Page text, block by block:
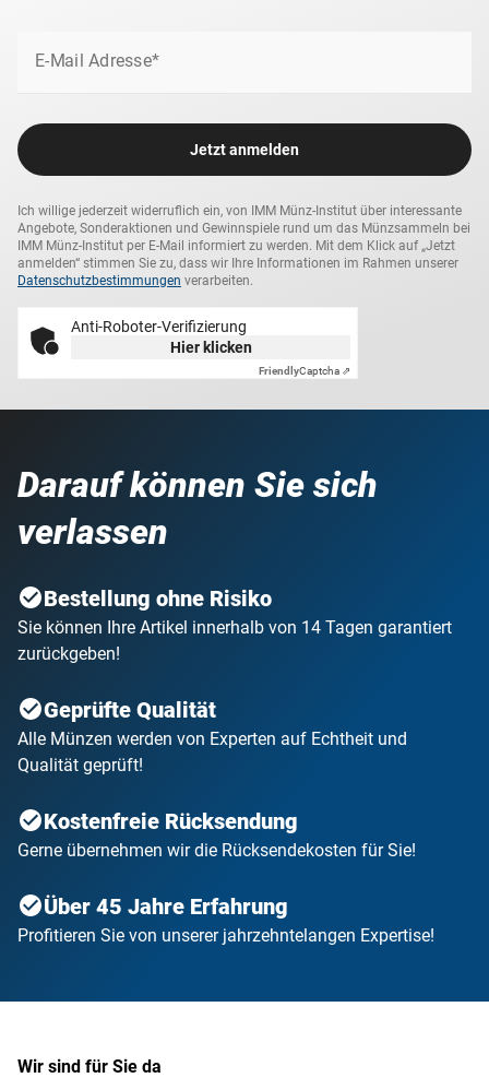
E-Mail Adresse*
Jetzt anmelden
Ich willige jederzeit widerruflich ein, von IMM Münz-Institut über interessante
Angebote, Sonderaktionen und Gewinnspiele rund um das Münzsammeln bei
IMM Münz-Institut per E-Mail informiert zu werden. Mit dem Klick auf „Jetzt
anmelden“ stimmen Sie zu, dass wir Ihre Informationen im Rahmen unserer
Datenschutzbestimmungen verarbeiten.
Anti-Roboter-Verifizierung
Hier klicken
FriendlyCaptcha ⇗
Darauf können Sie sich
verlassen
Bestellung ohne Risiko
Sie können Ihre Artikel innerhalb von 14 Tagen garantiert
zurückgeben!
Geprüfte Qualität
Alle Münzen werden von Experten auf Echtheit und
Qualität geprüft!
Kostenfreie Rücksendung
Gerne übernehmen wir die Rücksendekosten für Sie!
Über 45 Jahre Erfahrung
Profitieren Sie von unserer jahrzehntelangen Expertise!
Wir sind für Sie da